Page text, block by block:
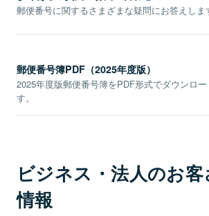
郵便番号に関するさまざまな疑問にお答えしま
郵便番号簿PDF（2025年度版）
2025年度版郵便番号簿をPDF形式でダウンロー
す。
ビジネス・法人のお
情報